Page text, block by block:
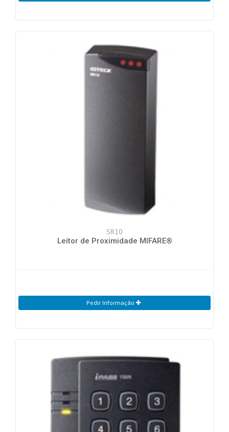
SR10
Leitor de Proximidade MIFARE®
Pedir Informação